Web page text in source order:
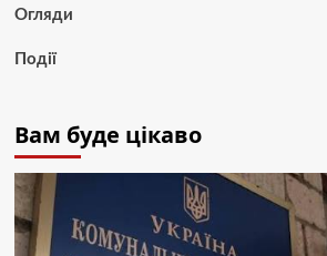
Огляди
Події
Вам буде цікаво